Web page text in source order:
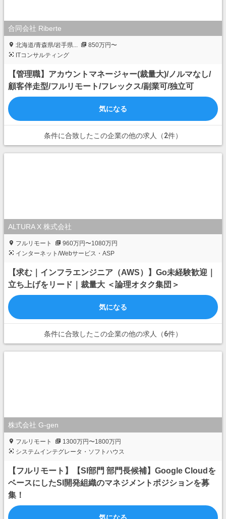
合同会社 Riberte
北海道/青森県/岩手県...
850万円〜
ITコンサルティング
【管理職】アカウントマネージャー(裁量大)/ノルマなし/
顧客伴走型/フルリモート/フレックス/副業可/独立可
気になる
条件に合致したこの企業の他の求人（2件）
ALTURA X 株式会社
フルリモート
960万円〜1080万円
インターネット/Webサービス・ASP
【求む｜インフラエンジニア（AWS）】Go未経験歓迎｜
立ち上げをリード｜裁量大⁠ ⁠​＜論理オタク集団＞
気になる
条件に合致したこの企業の他の求人（6件）
株式会社 G-gen
フルリモート
1300万円〜1800万円
システムインテグレータ・ソフトハウス
【フルリモート】【SI部門 部門長候補】Google Cloudを
ベースにしたSI開発組織のマネジメントポジションを募
集！